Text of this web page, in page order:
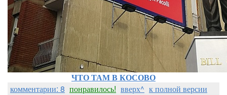
ЧТО ТАМ В КОСОВО
комментарии: 8 понравилось! вверх^ к полной версии